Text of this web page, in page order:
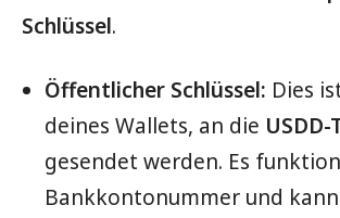
Schlüssel.
Öffentlicher Schlüssel: Dies
deines Wallets, an die USDD-
gesendet werden. Es
Bankkontonummer und